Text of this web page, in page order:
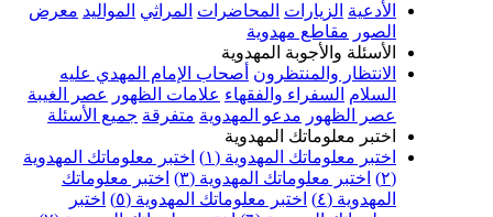
الأدعية الزيارات المحاضرات المراثي المواليد معرض
الصور مقاطع مهدوية
الأسئلة والأجوبة المهدوية
الانتظار والمنتظرون أصحاب الإمام المهدي عليه
السلام السفراء والفقهاء علامات الظهور
عصر الغيبة
عصر الظهور مدعو المهدوية متفرقة جميع الأسئلة
اختبر معلوماتك المهدوية
اختبر معلوماتك المهدوية (١)
اختبر معلوماتك المهدوية
(٢)
اختبر معلوماتك المهدوية (٣)
اختبر معلوماتك
المهدوية (٤)
اختبر معلوماتك المهدوية (٥)
اختبر